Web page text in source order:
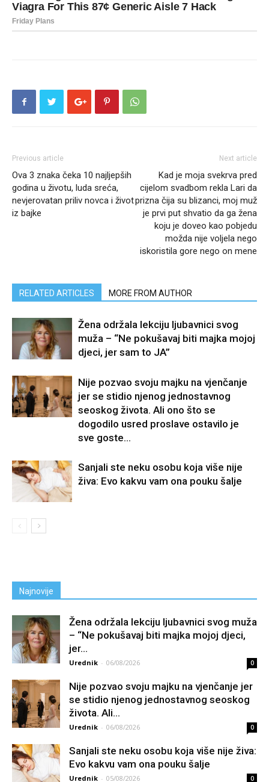
Previous article
Ova 3 znaka čeka 10 najljepših
godina u životu, luda sreća,
nevjerovatan priliv novca i život
iz bajke
Next article
Kad je moja svekrva pred
cijelom svadbom rekla Lari da
prizna čija su blizanci, moj muž
je prvi put shvatio da ga žena
koju je doveo kao pobjedu
možda nije voljela nego
iskoristila gore nego on mene
RELATED ARTICLES MORE FROM AUTHOR
Žena održala lekciju ljubavnici svog
muža – “Ne pokušavaj biti majka mojoj
djeci, jer sam to JA”
Nije pozvao svoju majku na vjenčanje
jer se stidio njenog jednostavnog
seoskog života. Ali ono što se
dogodilo usred proslave ostavilo je
sve goste...
Sanjali ste neku osobu koja više nije
živa: Evo kakvu vam ona pouku šalje
Najnovije
Žena održala lekciju ljubavnici svog muža
– “Ne pokušavaj biti majka mojoj djeci,
jer...
Urednik - 06/08/2026 0
Nije pozvao svoju majku na vjenčanje jer
se stidio njenog jednostavnog seoskog
života. Ali...
Urednik - 06/08/2026 0
Sanjali ste neku osobu koja više nije živa:
Evo kakvu vam ona pouku šalje
Urednik - 05/08/2026 0